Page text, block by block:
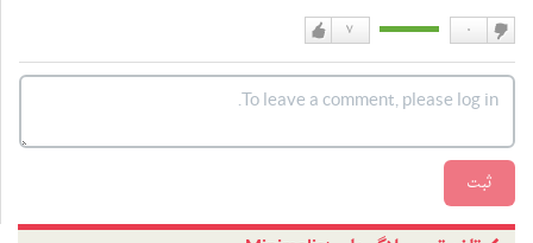
دوست
دارم
۷ ۰
دوست
نداشتن
ثبت